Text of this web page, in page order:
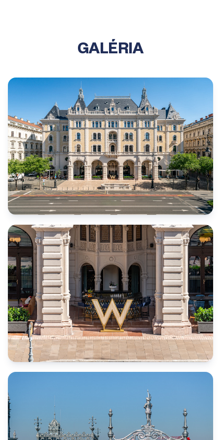
GALÉRIA